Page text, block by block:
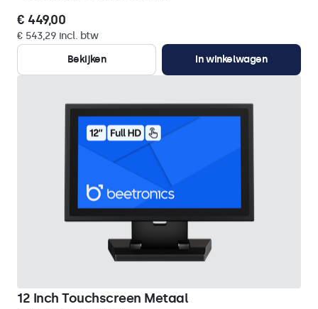
€ 449,00
€ 543,29 incl. btw
Bekijken
In winkelwagen
12 Inch Touchscreen Metaal